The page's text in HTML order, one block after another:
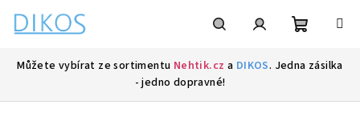
obsah
Můžete vybírat ze sortimentu Nehtik.cz a DIKOS. Jedna zásilka
- jedno dopravné!